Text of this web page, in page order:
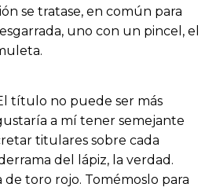
se tratase, en común para
uno con un pincel, el
título no puede ser más
a mí tener semejante
titulares sobre cada
del lápiz, la verdad.
de toro rojo. Tomémoslo para